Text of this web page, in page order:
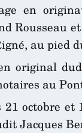
en
Rousseau
au pied
original
au
21 octobre
Jacques